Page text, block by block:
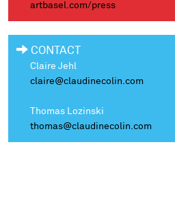
artbasel.com/press
CONTACT
Claire Jehl
claire@claudinecolin.com
Thomas Lozinski
thomas@claudinecolin.com